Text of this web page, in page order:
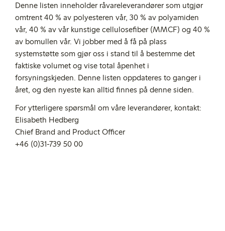
Denne listen inneholder råvareleverandører som utgjør
omtrent 40 % av polyesteren vår, 30 % av polyamiden
vår, 40 % av vår kunstige cellulosefiber (MMCF) og 40 %
av bomullen vår. Vi jobber med å få på plass
systemstøtte som gjør oss i stand til å bestemme det
faktiske volumet og vise total åpenhet i
forsyningskjeden. Denne listen oppdateres to ganger i
året, og den nyeste kan alltid finnes på denne siden.
For ytterligere spørsmål om våre leverandører, kontakt:
Elisabeth Hedberg
Chief Brand and Product Officer
+46 (0)31-739 50 00